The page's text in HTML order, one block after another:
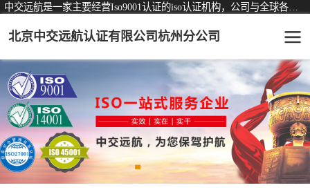
北京中交远航认证有限公司杭州分公司
认证服务 可从事认证业务一览表
ISO9001质量管理体系认证
ISO14001环境管理体系认证
ISO45001职业健康安全管理体系认证